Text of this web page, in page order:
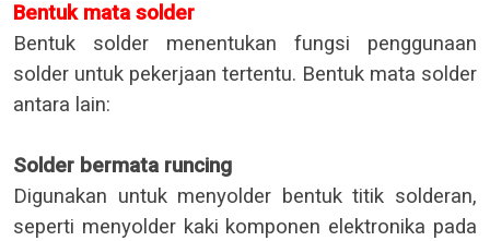
Bentuk mata solder
Bentuk solder menentukan fungsi penggunaan
solder untuk pekerjaan tertentu. Bentuk mata solder
antara lain:
Solder bermata runcing
Digunakan untuk menyolder bentuk titik solderan,
seperti menyolder kaki komponen elektronika pada